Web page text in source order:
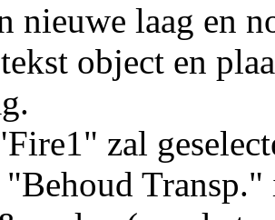
nieuwe laag en
object en
zal
"Behoud